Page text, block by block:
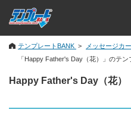
テンプレートBANK メッセージカ
「Happy Father's Day（花）」のテ
Happy Father's Day（花）